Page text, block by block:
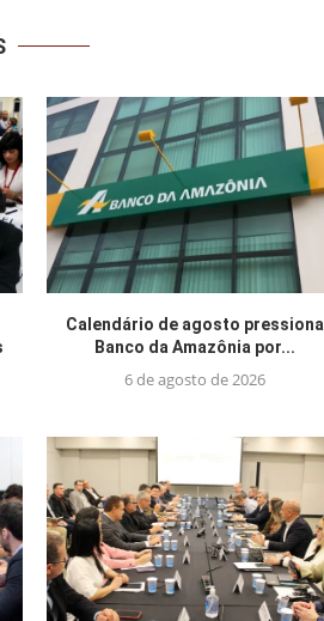
Calendário de agosto pressiona
Banco da Amazônia por...
6 de agosto de 2026